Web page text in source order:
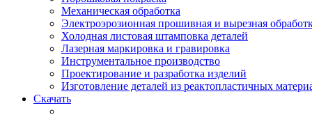
Механическая обработка
Электроэрозионная прошивная и вырезная
Холодная листовая штамповка деталей
Лазерная маркировка и гравировка
Инструментальное производство
Проектирование и разработка изделий
Изготовление деталей из реактопластичных
Скачать